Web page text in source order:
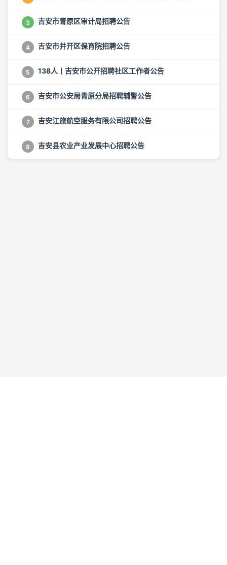
3 吉安市青原区审计局招聘公告
4 吉安市井开区保育院招聘公告
5 138人丨吉安市公开招聘社区工作者公告
6 吉安市公安局青原分局招聘辅警公告
7 吉安江旅航空服务有限公司招聘公告
8 吉安县农业产业发展中心招聘公告